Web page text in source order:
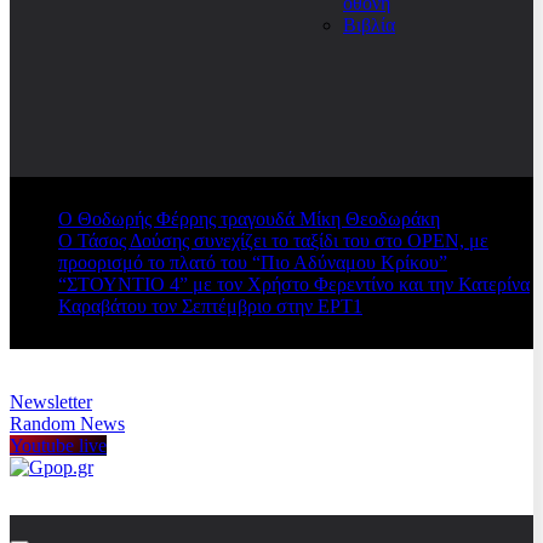
Βιβλία
Ο Θοδωρής Φέρρης τραγουδά Μίκη Θεοδωράκη
Ο Τάσος Δούσης συνεχίζει το ταξίδι του στο OPEN, με
προορισμό το πλατό του “Πιο Αδύναμου Κρίκου”
“ΣΤΟΥΝΤΙΟ 4” με τον Χρήστο Φερεντίνο και την Κατερίνα
Καραβάτου τον Σεπτέμβριο στην ΕΡΤ1
Newsletter
Random News
Youtube live